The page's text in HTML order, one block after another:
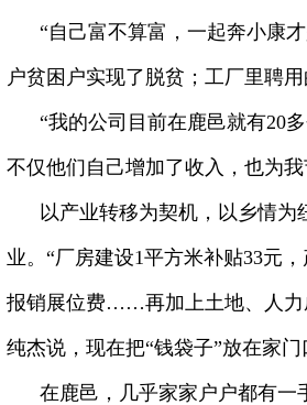
“自己富不算富，一起奔小康
户贫困户实现了脱贫；工厂里聘
“我的公司目前在鹿邑就有20
不仅他们自己增加了收入，也为
以产业转移为契机，以乡情
业。“厂房建设1平方米补贴33元
报销展位费……再加上土地、人力
纯杰说，现在把“钱袋子”放在家门
在鹿邑，几乎家家户户都有一